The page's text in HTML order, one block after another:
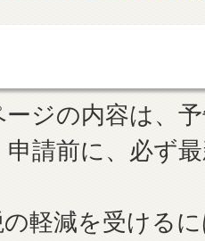
ジの内容は、
請前に、必ず
軽減を受ける